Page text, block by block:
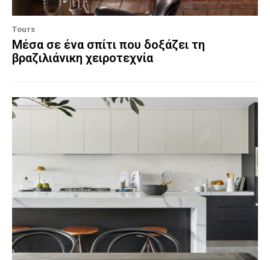
Tours
Μέσα σε ένα σπίτι που δοξάζει τη
βραζιλιάνικη χειροτεχνία